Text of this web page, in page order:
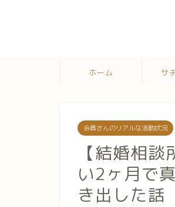
ホーム サ
会員さんのリアルな活動状況
【結婚相
い2ヶ月で
き出した話